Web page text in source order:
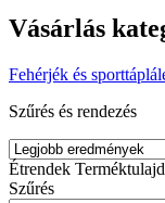
Vásárlás
Fehérjék és
Szűrés és rendezés
Étrendek
Szűrés